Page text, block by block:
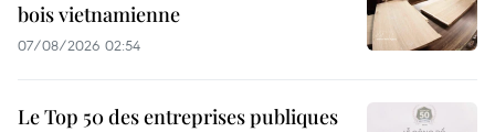
bois vietnamienne
07/08/2026 02:54
Le Top 50 des entreprises publiques